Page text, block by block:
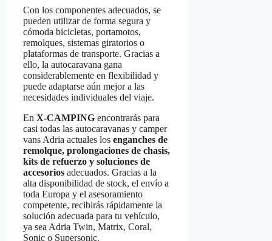
Con los componentes adecuados, se
pueden utilizar de forma segura y
cómoda bicicletas, portamotos,
remolques, sistemas giratorios o
plataformas de transporte. Gracias a
ello, la autocaravana gana
considerablemente en flexibilidad y
puede adaptarse aún mejor a las
necesidades individuales del viaje.
En X-CAMPING encontrarás para
casi todas las autocaravanas y camper
vans Adria actuales los enganches de
remolque, prolongaciones de chasis,
kits de refuerzo y soluciones de
accesorios adecuados. Gracias a la
alta disponibilidad de stock, el envío a
toda Europa y el asesoramiento
competente, recibirás rápidamente la
solución adecuada para tu vehículo,
ya sea Adria Twin, Matrix, Coral,
Sonic o Supersonic.